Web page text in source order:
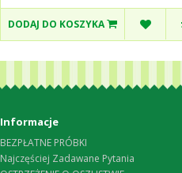
DODAJ DO KOSZYKA
Informacje
BEZPŁATNE PRÓBKI
Najczęściej Zadawane Pytania